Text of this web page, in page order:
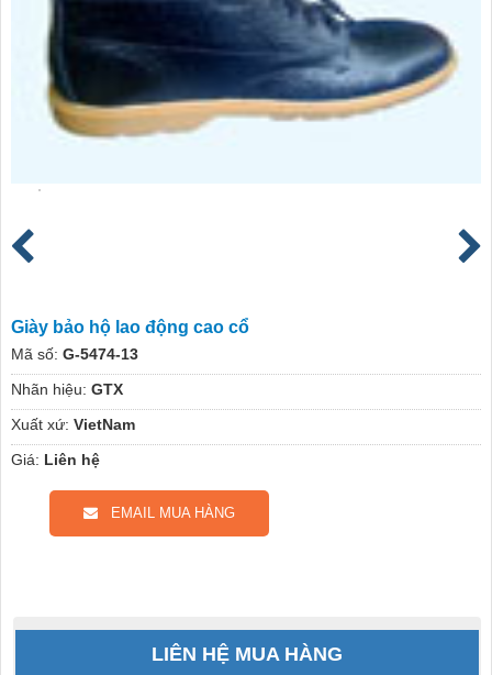
Giày bảo hộ lao động cao cổ
Mã số: G-5474-13
Nhãn hiệu: GTX
Xuất xứ: VietNam
Giá: Liên hệ
EMAIL MUA HÀNG
LIÊN HỆ MUA HÀNG